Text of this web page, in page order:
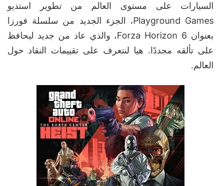
السيارات على مستوى العالم من تطوير استديو
Playground Games، الجزء الجديد من سلسلة فورزا
بعنوان Forza Horizon 6، والذي عاد من جديد ليحافظ
على تألقه مجددًا. هيا لنتعرف على تقييمات النقاد حول
العالم.